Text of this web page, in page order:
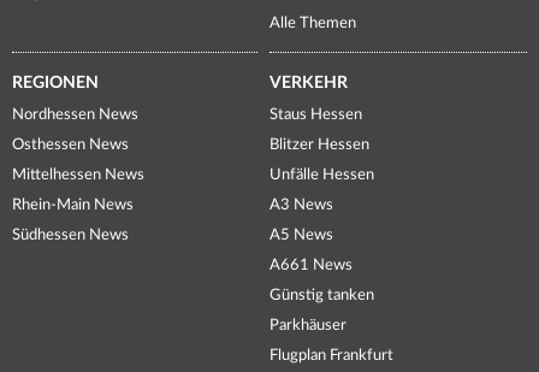
Alle Themen
REGIONEN
Nordhessen News
Osthessen News
Mittelhessen News
Rhein-Main News
Südhessen News
VERKEHR
Staus Hessen
Blitzer Hessen
Unfälle Hessen
A3 News
A5 News
A661 News
Günstig tanken
Parkhäuser
Flugplan Frankfurt